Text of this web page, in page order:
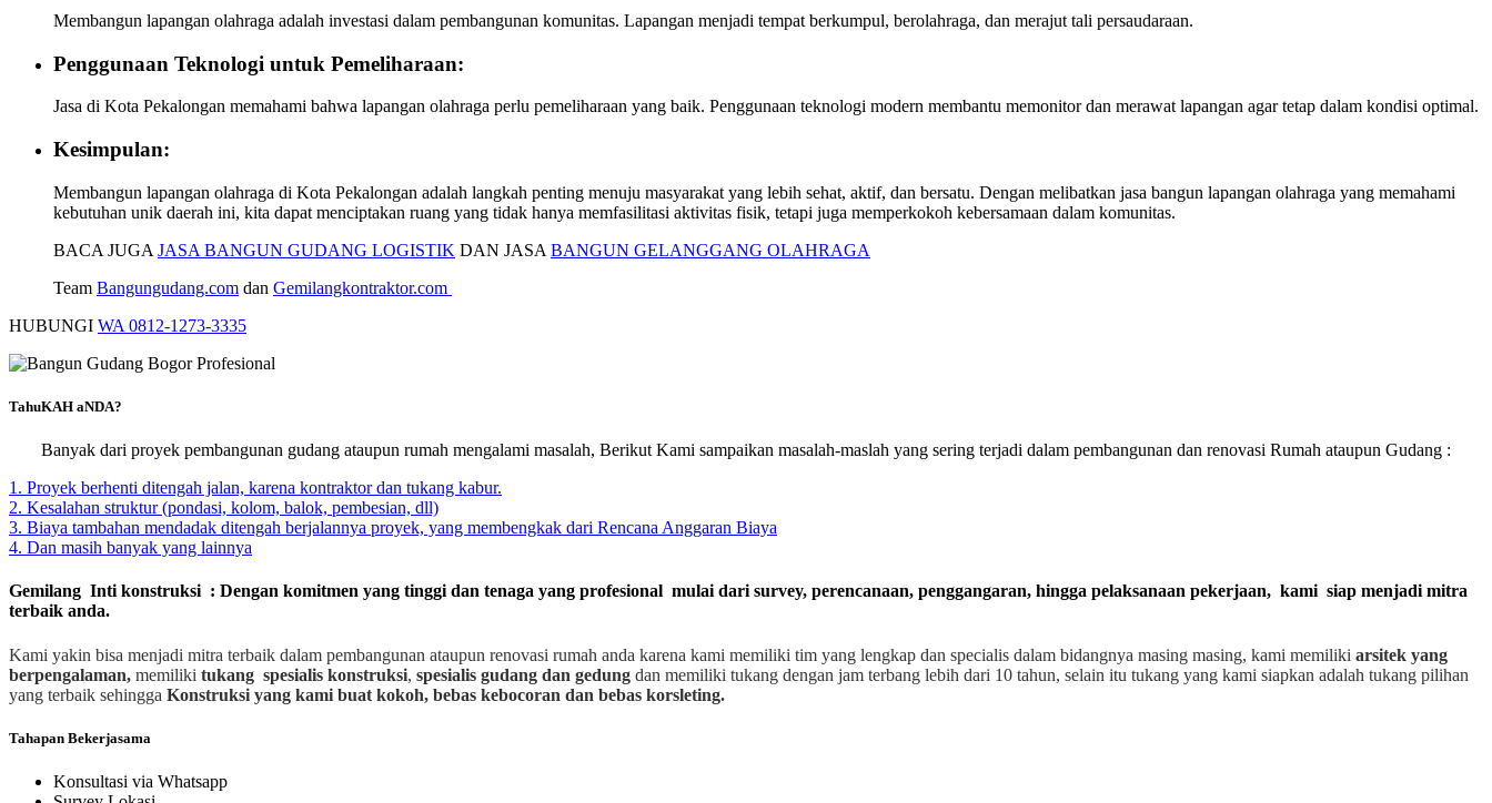
Membangun lapangan olahraga adalah investasi dalam pembangunan komunitas. Lapangan menjadi tempat berkumpul, berolahraga, dan merajut tali persaudaraan.
Penggunaan Teknologi untuk Pemeliharaan:
Jasa di Kota Pekalongan memahami bahwa lapangan olahraga perlu pemeliharaan yang baik. Penggunaan teknologi modern membantu memonitor dan merawat lapangan agar tetap dalam kondisi optimal.
Kesimpulan:
Membangun lapangan olahraga di Kota Pekalongan adalah langkah penting menuju masyarakat yang lebih sehat, aktif, dan bersatu. Dengan melibatkan jasa bangun lapangan olahraga yang memahami
kebutuhan unik daerah ini, kita dapat menciptakan ruang yang tidak hanya memfasilitasi aktivitas fisik, tetapi juga memperkokoh kebersamaan dalam komunitas.
BACA JUGA JASA BANGUN GUDANG LOGISTIK DAN JASA BANGUN GELANGGANG OLAHRAGA
Team Bangungudang.com dan Gemilangkontraktor.com
HUBUNGI WA 0812-1273-3335
TahuKAH aNDA?
Banyak dari proyek pembangunan gudang ataupun rumah mengalami masalah, Berikut Kami sampaikan masalah-maslah yang sering terjadi dalam pembangunan dan renovasi Rumah ataupun Gudang :
1. Proyek berhenti ditengah jalan, karena kontraktor dan tukang kabur.
2. Kesalahan struktur (pondasi, kolom, balok, pembesian, dll)
3. Biaya tambahan mendadak ditengah berjalannya proyek, yang membengkak dari Rencana Anggaran Biaya
4. Dan masih banyak yang lainnya
Gemilang Inti konstruksi : Dengan komitmen yang tinggi dan tenaga yang profesional mulai dari survey, perencanaan, penggangaran, hingga pelaksanaan pekerjaan, kami siap menjadi mitra
terbaik anda.
Kami yakin bisa menjadi mitra terbaik dalam pembangunan ataupun renovasi rumah anda karena kami memiliki tim yang lengkap dan specialis dalam bidangnya masing masing, kami memiliki arsitek yang
berpengalaman, memiliki tukang spesialis konstruksi, spesialis gudang dan gedung dan memiliki tukang dengan jam terbang lebih dari 10 tahun, selain itu tukang yang kami siapkan adalah tukang pilihan
yang terbaik sehingga Konstruksi yang kami buat kokoh, bebas kebocoran dan bebas korsleting.
Tahapan Bekerjasama
Konsultasi via Whatsapp